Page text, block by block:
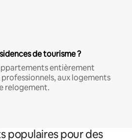
de tourisme ?
entièrement
aux logements
relogement.
populaires pour des